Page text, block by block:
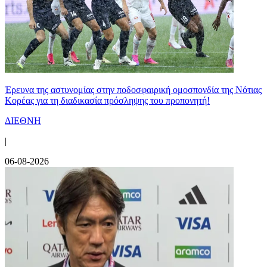
Έρευνα της αστυνομίας στην ποδοσφαιρική ομοσπονδία της Νότιας
Κορέας για τη διαδικασία πρόσληψης του προπονητή!
ΔΙΕΘΝΗ
|
06-08-2026